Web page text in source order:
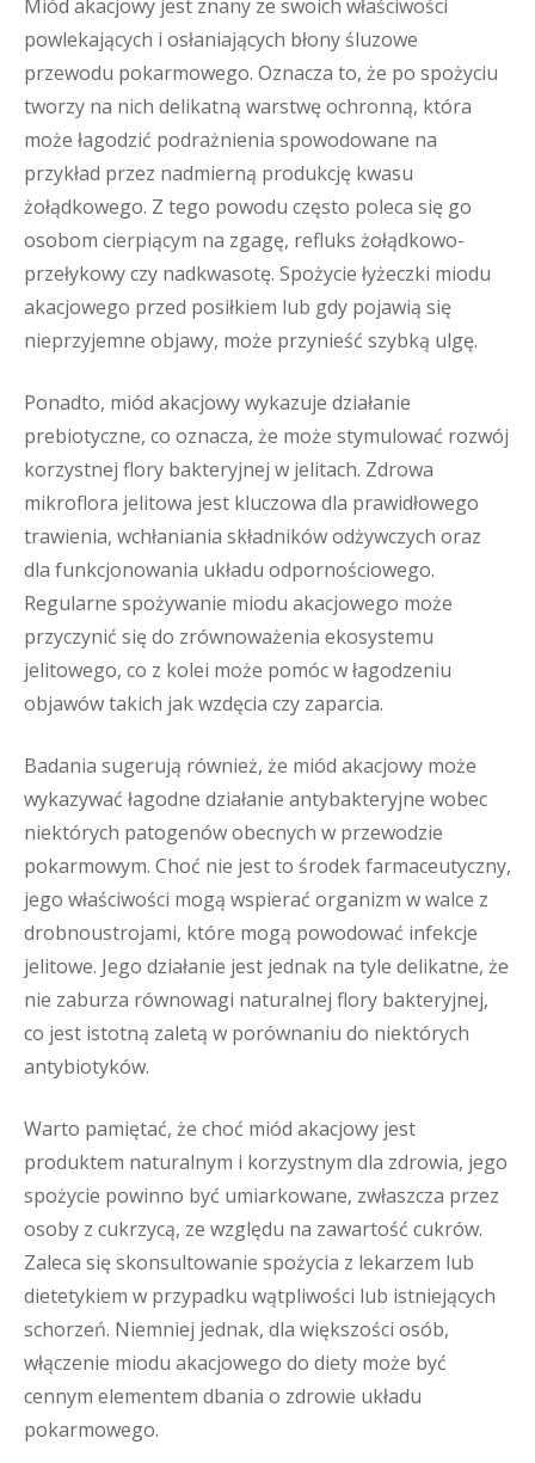
Miód akacjowy jest znany ze swoich właściwości
powlekających i osłaniających błony śluzowe
przewodu pokarmowego. Oznacza to, że po spożyciu
tworzy na nich delikatną warstwę ochronną, która
może łagodzić podrażnienia spowodowane na
przykład przez nadmierną produkcję kwasu
żołądkowego. Z tego powodu często poleca się go
osobom cierpiącym na zgagę, refluks żołądkowo-
przełykowy czy nadkwasotę. Spożycie łyżeczki miodu
akacjowego przed posiłkiem lub gdy pojawią się
nieprzyjemne objawy, może przynieść szybką ulgę.
Ponadto, miód akacjowy wykazuje działanie
prebiotyczne, co oznacza, że może stymulować rozwój
korzystnej flory bakteryjnej w jelitach. Zdrowa
mikroflora jelitowa jest kluczowa dla prawidłowego
trawienia, wchłaniania składników odżywczych oraz
dla funkcjonowania układu odpornościowego.
Regularne spożywanie miodu akacjowego może
przyczynić się do zrównoważenia ekosystemu
jelitowego, co z kolei może pomóc w łagodzeniu
objawów takich jak wzdęcia czy zaparcia.
Badania sugerują również, że miód akacjowy może
wykazywać łagodne działanie antybakteryjne wobec
niektórych patogenów obecnych w przewodzie
pokarmowym. Choć nie jest to środek farmaceutyczny,
jego właściwości mogą wspierać organizm w walce z
drobnoustrojami, które mogą powodować infekcje
jelitowe. Jego działanie jest jednak na tyle delikatne, że
nie zaburza równowagi naturalnej flory bakteryjnej,
co jest istotną zaletą w porównaniu do niektórych
antybiotyków.
Warto pamiętać, że choć miód akacjowy jest
produktem naturalnym i korzystnym dla zdrowia, jego
spożycie powinno być umiarkowane, zwłaszcza przez
osoby z cukrzycą, ze względu na zawartość cukrów.
Zaleca się skonsultowanie spożycia z lekarzem lub
dietetykiem w przypadku wątpliwości lub istniejących
schorzeń. Niemniej jednak, dla większości osób,
włączenie miodu akacjowego do diety może być
cennym elementem dbania o zdrowie układu
pokarmowego.